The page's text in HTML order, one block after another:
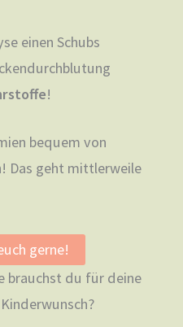
einen Schubs
!
bequem von
Das geht mittlerweile
gerne!
brauchst du für deine